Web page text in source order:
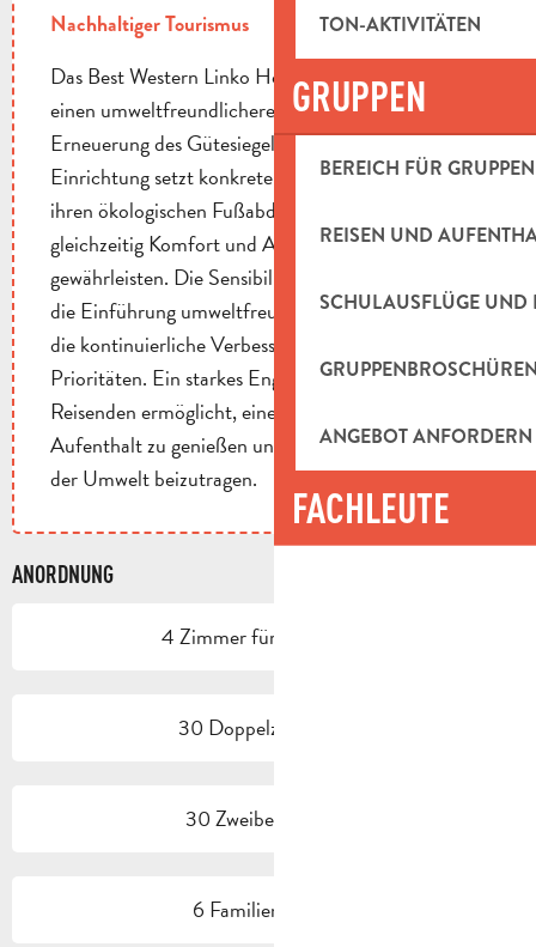
TON-AKTIVITÄTEN
GRUPPEN
BEREICH FÜR GRUPPEN
REISEN UND
SCHULAUSFLÜGE UND
ANGEBOT ANFORDERN
FACHLEUTE
Nachhaltiger Tourismus
Das Best Western Linko Hotel setzt sich aktiv für
einen umweltfreundlicheren Tourismus ein, wie die
Erneuerung des Gütesiegels Clé Verte. Die
Einrichtung setzt konkrete Maßnahmen um, um
ihren ökologischen Fußabdruck zu verringern und
gleichzeitig Komfort und Aufenthaltsqualität zu
gewährleisten. Die Sensibilisierung der Besucher,
die Einführung umweltfreundlicher Praktiken und
die kontinuierliche Verbesserung gehören zu seinen
Prioritäten. Ein starkes Engagement, das es den
Reisenden ermöglicht, einen angenehmen
Aufenthalt zu genießen und gleichzeitig zum Erhalt
der Umwelt beizutragen.
ANORDNUNG
4 Zimmer für Behinderte
30 Doppelzimmer(e)
30 Zweibettzimmer
6 Familienzimmer